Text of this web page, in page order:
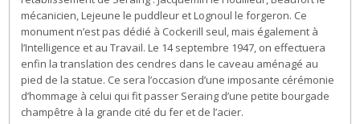
mécanicien, Lejeune le puddleur et Lognoul le forgeron. Ce
monument n’est pas dédié à Cockerill seul, mais également à
l’Intelligence et au Travail. Le 14 septembre 1947, on effectuera
enfin la translation des cendres dans le caveau aménagé au
pied de la statue. Ce sera l’occasion d’une imposante cérémonie
d’hommage à celui qui fit passer Seraing d’une petite bourgade
champêtre à la grande cité du fer et de l’acier.